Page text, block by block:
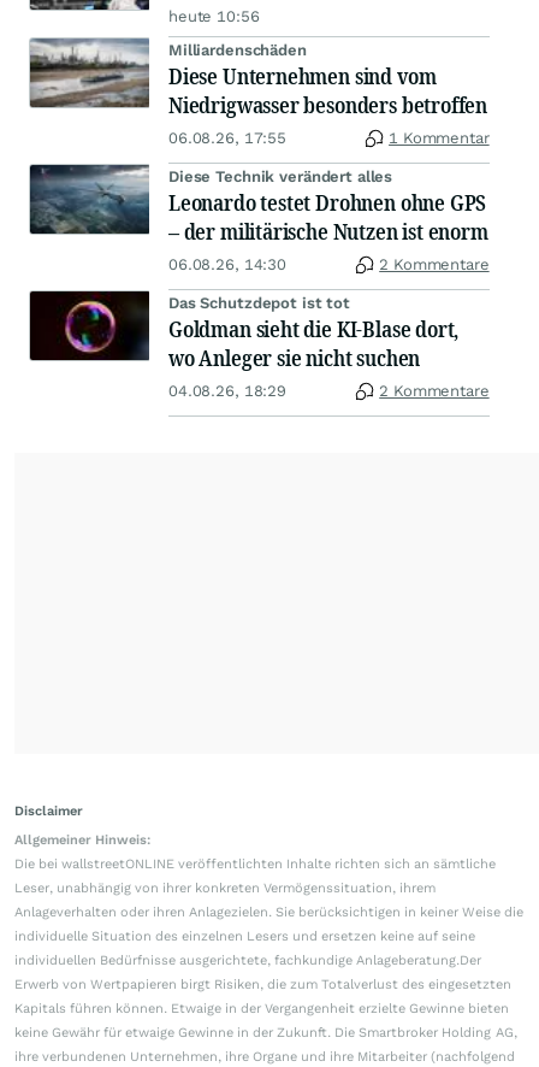
heute 10:56
Milliardenschäden
Diese Unternehmen sind vom
Niedrigwasser besonders betroffen
06.08.26, 17:55 1 Kommentar
Diese Technik verändert alles
Leonardo testet Drohnen ohne GPS
– der militärische Nutzen ist enorm
06.08.26, 14:30 2 Kommentare
Das Schutzdepot ist tot
Goldman sieht die KI-Blase dort,
wo Anleger sie nicht suchen
04.08.26, 18:29 2 Kommentare
Disclaimer
Allgemeiner Hinweis:
Die bei wallstreetONLINE veröffentlichten Inhalte richten sich an sämtliche
Leser, unabhängig von ihrer konkreten Vermögenssituation, ihrem
Anlageverhalten oder ihren Anlagezielen. Sie berücksichtigen in keiner Weise die
individuelle Situation des einzelnen Lesers und ersetzen keine auf seine
individuellen Bedürfnisse ausgerichtete, fachkundige Anlageberatung.Der
Erwerb von Wertpapieren birgt Risiken, die zum Totalverlust des eingesetzten
Kapitals führen können. Etwaige in der Vergangenheit erzielte Gewinne bieten
keine Gewähr für etwaige Gewinne in der Zukunft. Die Smartbroker Holding AG,
ihre verbundenen Unternehmen, ihre Organe und ihre Mitarbeiter (nachfolgend